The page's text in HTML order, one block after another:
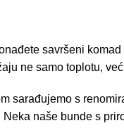
savršeni
ne samo toplotu,
sarađujemo s
naše bunde s